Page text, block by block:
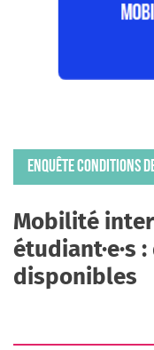
ENQUÊTE CONDITIONS
Mobilité
étudiant·e·s
disponibles